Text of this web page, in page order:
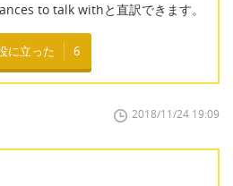
to talk withと直訳できます。
に立った 6
2018/11/24 19:09